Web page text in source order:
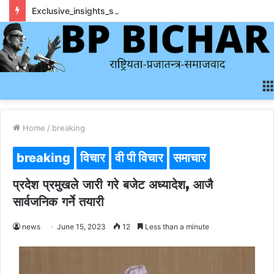
Home / breaking
breaking विचार वी पी विचार समाचार
प्रदेश प्रमुखले जारी गरे बजेट अध्यादेश, आजै
सार्वजनिक गर्ने तयारी
news June 15, 2023 12 Less than a minute